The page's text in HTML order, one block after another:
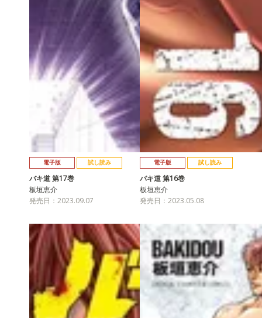
電子版 試し読み
バキ道 第17巻
板垣恵介
発売日：2023.09.07
電子版 試し読み
バキ道 第16巻
板垣恵介
発売日：2023.05.08